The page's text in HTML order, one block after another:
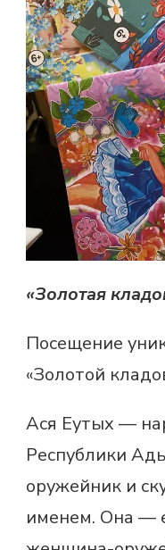
«Золотая
Посещение
«Золотой
Ася Еутых —
Республики
оружейник и
именем. Она —